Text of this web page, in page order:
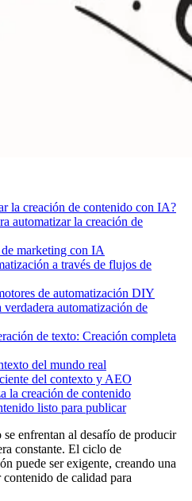
la creación de contenido con IA?
automatizar la creación de
marketing con IA
a través de flujos de
de automatización DIY
automatización de
de texto: Creación completa
del mundo real
del contexto y AEO
la creación de contenido
listo para publicar
enfrentan al desafío de producir
constante. El ciclo de
puede ser exigente, creando una
de calidad para